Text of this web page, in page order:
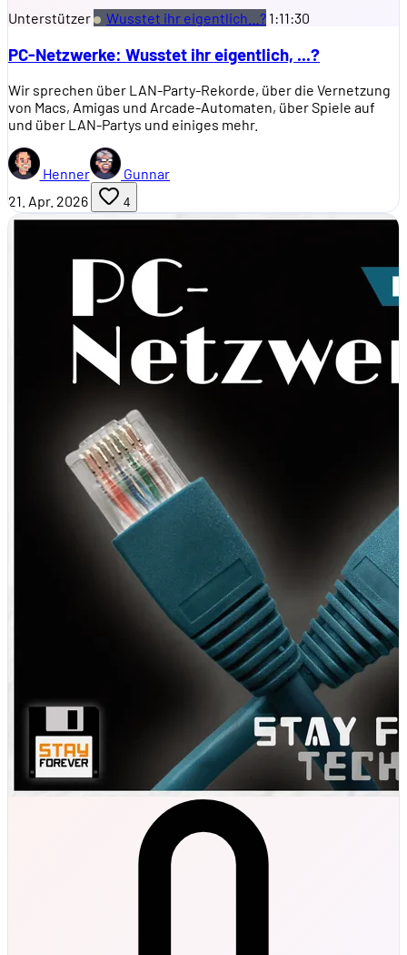
Unterstützer Wusstet ihr eigentlich…? 1:11:30
PC-Netzwerke: Wusstet ihr eigentlich, ...?
Wir sprechen über LAN-Party-Rekorde, über die Vernetzung
von Macs, Amigas und Arcade-Automaten, über Spiele auf
und über LAN-Partys und einiges mehr.
Henner
Gunnar
21. Apr. 2026
4